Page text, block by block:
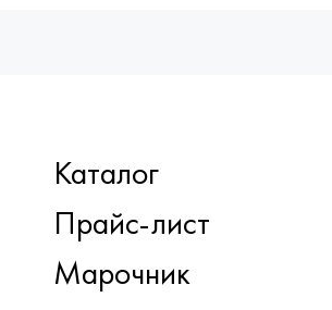
Каталог
Прайс-лист
Марочник